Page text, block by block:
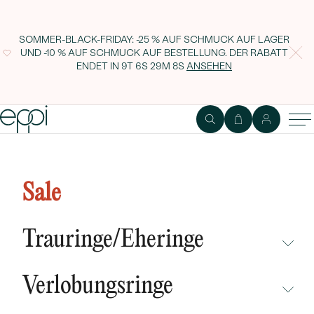
SOMMER-BLACK-FRIDAY: -25 % AUF SCHMUCK AUF LAGER
UND -10 % AUF SCHMUCK AUF BESTELLUNG. DER RABATT
ENDET IN 9T 6S 29M 7SANSEHEN
Sale
Trauringe/Eheringe
NEUHEITEN
Verlobungsringe
der Möglichkeit einer Gravur
Yousef